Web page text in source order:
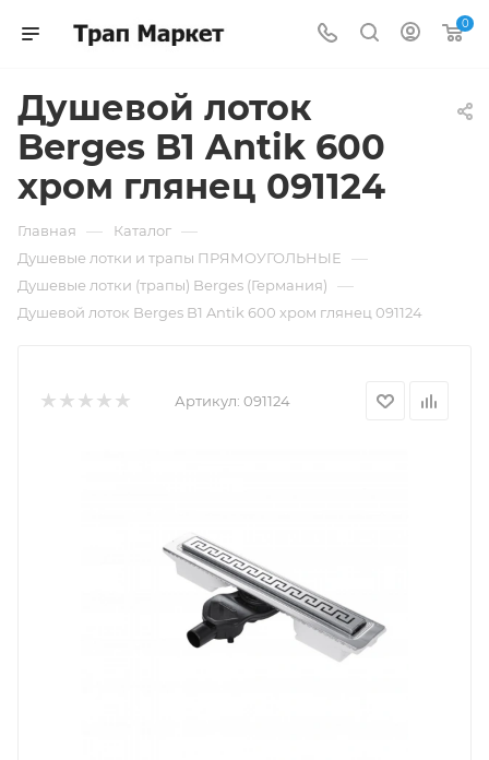
0
Душевой лоток
Berges B1 Antik 600
хром глянец 091124
Главная — Каталог —
Душевые лотки и трапы ПРЯМОУГОЛЬНЫЕ —
Душевые лотки (трапы) Berges (Германия) —
Душевой лоток Berges B1 Antik 600 хром глянец 091124
Артикул: 091124